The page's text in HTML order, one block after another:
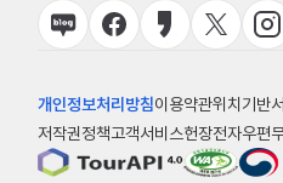
개인정보처리방침이용약관위치기반
저작권정책고객서비스헌장전자우편